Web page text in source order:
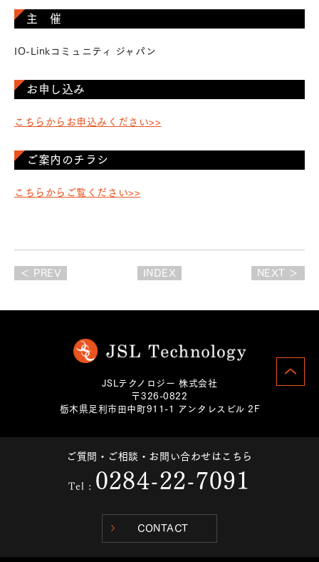
主 催
IO-Linkコミュニティ ジャパン
お申し込み
こちらからお申込みください>>
ご案内のチラシ
こちらからご覧ください>>
＜ PREV INDEX NEXT ＞
JSLテクノロジー 株式会社
〒326-0822
栃木県足利市田中町911-1 アンタレスビル 2F
ご質問・ご相談・お問い合わせはこちら
Tel : 0284-22-7091
CONTACT